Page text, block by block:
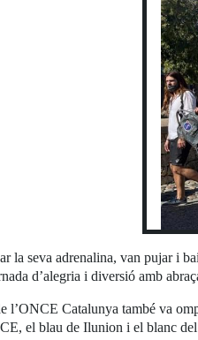
la seva adrenalina, van pujar i
d’alegria i diversió amb
l’ONCE Catalunya també va
el blau de Ilunion i el blanc